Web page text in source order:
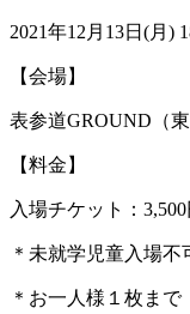
2021年12月13日(月)
【会場】
表参道GROUND（
【料金】
入場チケット：
＊未就学児童入場
＊お一人様１枚まで